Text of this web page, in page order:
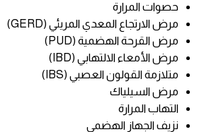
حصوات المرارة
مرض الارتجاع المعدي المريئي (GERD)
مرض القرحة الهضمية (PUD)
مرض الأمعاء الالتهابي (IBD)
متلازمة القولون العصبي (IBS)
مرض السيلياك
التهاب المرارة
نزيف الجهاز الهضمي